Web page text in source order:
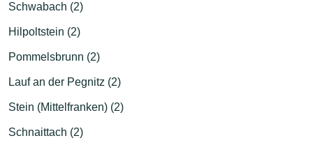
Schwabach (2)
Hilpoltstein (2)
Pommelsbrunn (2)
Lauf an der Pegnitz (2)
Stein (Mittelfranken) (2)
Schnaittach (2)